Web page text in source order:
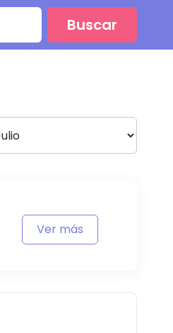
Buscar
Ver más